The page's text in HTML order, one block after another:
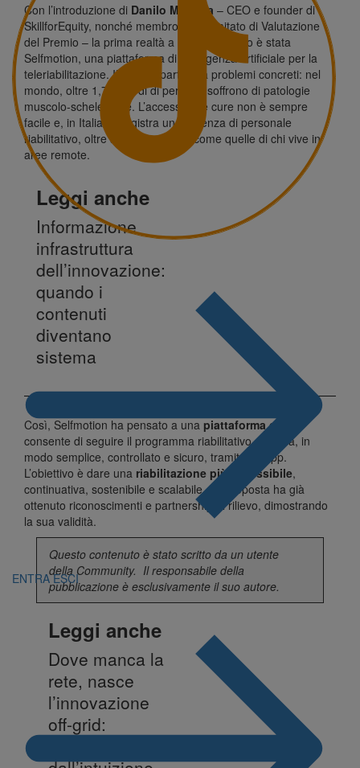
ENTRA ESCI
Con l’introduzione di Danilo Mazzara – CEO e founder di
SkillforEquity, nonché membro del Comitato di Valutazione
del Premio – la prima realtà a salire sul palco è stata
Selfmotion, una piattaforma di intelligenza artificiale per la
teleriabilitazione. Il team è partito da problemi concreti: nel
mondo, oltre 1,7 miliardi di persone soffrono di patologie
muscolo-scheletriche. L’accesso alle cure non è sempre
facile e, in Italia, si registra una carenza di personale
riabilitativo, oltre ad altre criticità, come quelle di chi vive in
aree remote.
Leggi anche
Informazione
infrastruttura
dell’innovazione:
quando i
contenuti
diventano
sistema
Così, Selfmotion ha pensato a unapiattaformache
consente di seguire il programma riabilitativo da casa, in
modo semplice, controllato e sicuro, tramite un’app.
L’obiettivo è dare una riabilitazione più accessibile,
continuativa, sostenibile e scalabile. La proposta ha già
ottenuto riconoscimenti e partnership di rilievo, dimostrando
la sua validità.
Questo contenuto è stato scritto da un utente
della Community. Il responsabile della
pubblicazione è esclusivamente il suo autore.
Leggi anche
Dove manca la
rete, nasce
l’innovazione
off-grid: